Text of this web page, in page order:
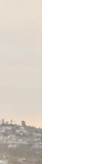
или плъзгане.